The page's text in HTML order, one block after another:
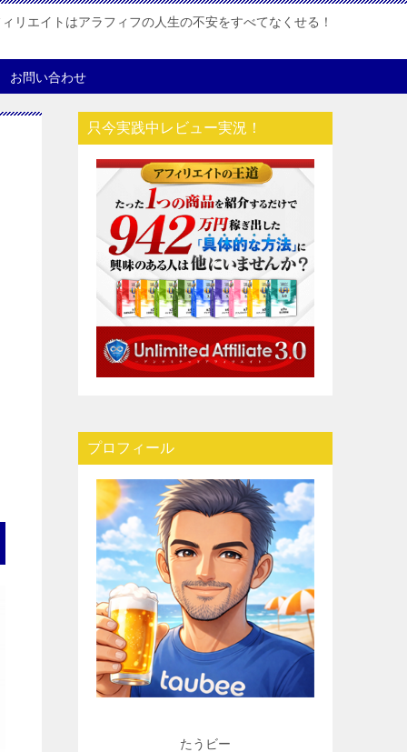
リエイトはアラフィフの人生の不安をすべてなくせる！
お問い合わせ
只今実践中レビュー実況！
プロフィール
たうビー